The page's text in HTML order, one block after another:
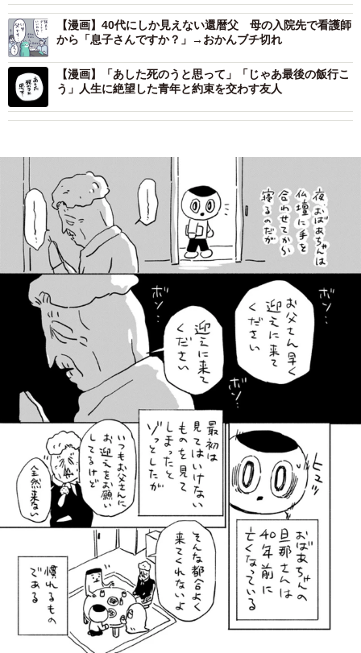
【漫画】40代にしか見えない還暦父 母の入院先で看護師
から「息子さんですか？」→おかんブチ切れ
【漫画】「あした死のうと思って」「じゃあ最後の飯行こ
う」人生に絶望した青年と約束を交わす友人